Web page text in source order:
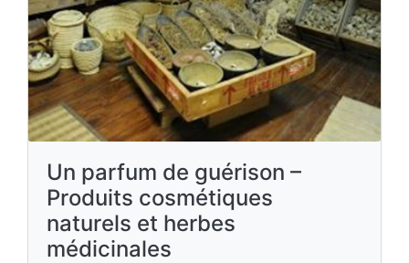
Un parfum de guérison –
Produits cosmétiques
naturels et herbes
médicinales